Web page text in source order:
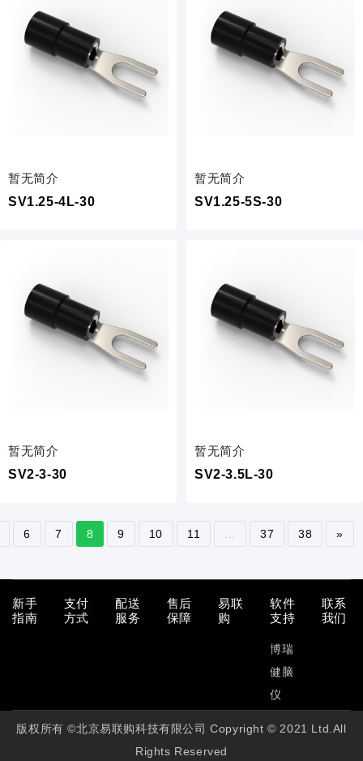
暂无简介
SV1.25-4L-30
暂无简介
SV1.25-5S-30
暂无简介
SV2-3-30
暂无简介
SV2-3.5L-30
6 7 8 9 10 11 ... 37 38 »
新手
指南
支付
方式
配送
服务
售后
保障
易联
购
软件
支持
博瑞
健脑
仪
联系
我们
版权所有 ©北京易联购科技有限公司 Copyright © 2021 Ltd.All
Rights Reserved